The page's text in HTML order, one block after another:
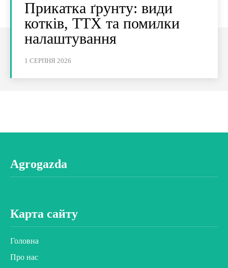
Прикатка ґрунту: види
котків, ТТХ та помилки
налаштування
1 СЕРПНЯ 2026
Agrogazda
Карта сайту
Головна
Про нас